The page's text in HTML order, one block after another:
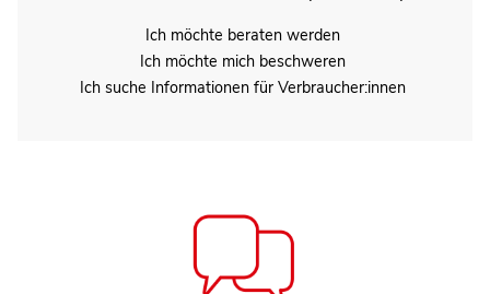
Ich möchte beraten werden
Ich möchte mich beschweren
Ich suche Informationen für Verbraucher:innen